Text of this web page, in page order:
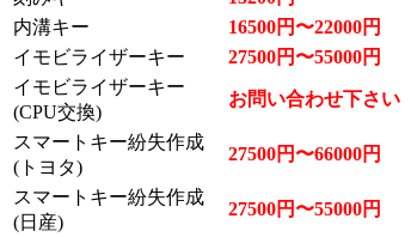
内溝キー
16500円〜22000円
イモビライザーキー
27500円〜55000円
イモビライザーキー
(CPU交換)
お問い合わせ下さい
スマートキー紛失作成
(トヨタ)
27500円〜66000円
スマートキー紛失作成
(日産)
27500円〜55000円